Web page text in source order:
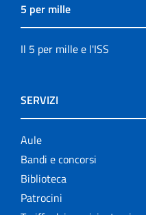
5 per mille
Il 5 per mille e l'ISS
SERVIZI
Aule
Bandi e concorsi
Biblioteca
Patrocini